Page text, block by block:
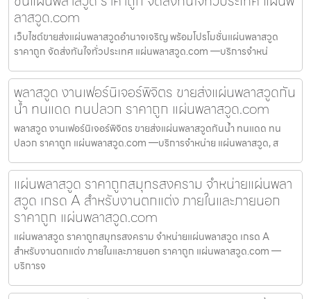
ลาสวูด.com
เว็บไซต์ขายส่งแผ่นพลาสวูดอำนาจเจริญ พร้อมโปรโมชั่นแผ่นพลาสวูด
ราคาถูก จัดส่งทันใจทั่วประเทศ แผ่นพลาสวูด.com —บริการจำหน่
พลาสวูด งานเฟอร์นิเจอร์พิจิตร ขายส่งแผ่นพลาสวูดกัน
น้ำ ทนแดด ทนปลวก ราคาถูก แผ่นพลาสวูด.com
พลาสวูด งานเฟอร์นิเจอร์พิจิตร ขายส่งแผ่นพลาสวูดกันน้ำ ทนแดด ทน
ปลวก ราคาถูก แผ่นพลาสวูด.com —บริการจำหน่าย แผ่นพลาสวูด, ส
แผ่นพลาสวูด ราคาถูกสมุทรสงคราม จำหน่ายแผ่นพลา
สวูด เกรด A สำหรับงานตกแต่ง ภายในและภายนอก
ราคาถูก แผ่นพลาสวูด.com
แผ่นพลาสวูด ราคาถูกสมุทรสงคราม จำหน่ายแผ่นพลาสวูด เกรด A
สำหรับงานตกแต่ง ภายในและภายนอก ราคาถูก แผ่นพลาสวูด.com —
บริการจ